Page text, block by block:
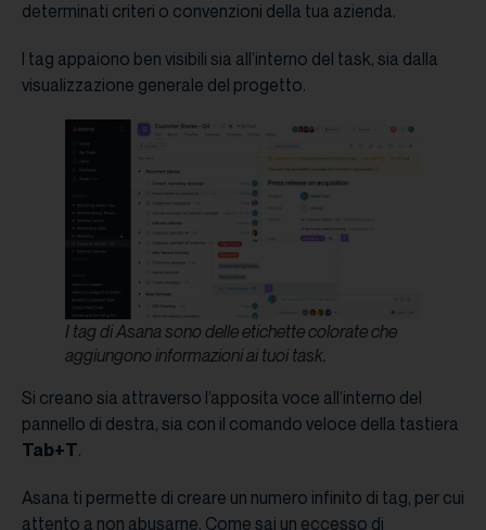
determinati criteri o convenzioni della tua azienda.
I tag appaiono ben visibili sia all’interno del task, sia dalla
visualizzazione generale del progetto.
I tag di Asana sono delle etichette colorate che
aggiungono informazioni ai tuoi task.
Si creano sia attraverso l’apposita voce all’interno del
pannello di destra, sia con il comando veloce della tastiera
Tab+T.
Asana ti permette di creare un numero infinito di tag, per cui
attento a non abusarne. Come sai un eccesso di